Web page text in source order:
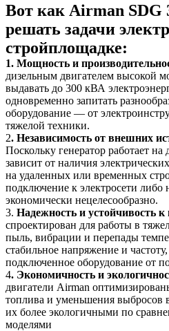
Вот как Airman SDG
решать задачи
стройплощадке:
1. Мощность и
дизельным двигателем высокой
выдавать до 300 кВА
одновременно запитать
оборудование — от
тяжелой техники.
2. Независимость от внешних
Поскольку генератор работает
зависит от наличия
на удаленных или временных
подключение к электросети либо
экономически нецелесообразно.
3. Надежность и устойчивость к
спроектирован для работы в
пыль, вибрации и перепады
стабильное напряжение и
подключенное оборудование от
4. Экономичность и
двигатели Airman
топлива и уменьшения выбросов
их более экологичными по
моделями